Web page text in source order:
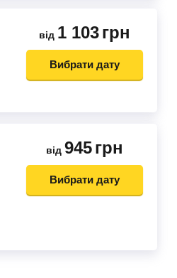
від 1 103грн
Вибрати дату
від 945грн
Вибрати дату